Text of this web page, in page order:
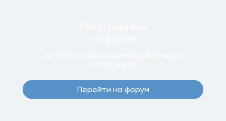
Перейти на форум